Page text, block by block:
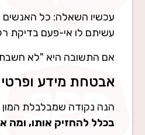
עכשיו השאלה: כל
עשיתם לו אי-פעם בדיקת
אם התשובה היא "לא
אבטחת מידע
הנה נקודה שמבלבלת המון
בכלל להחזיק אותו, ומה